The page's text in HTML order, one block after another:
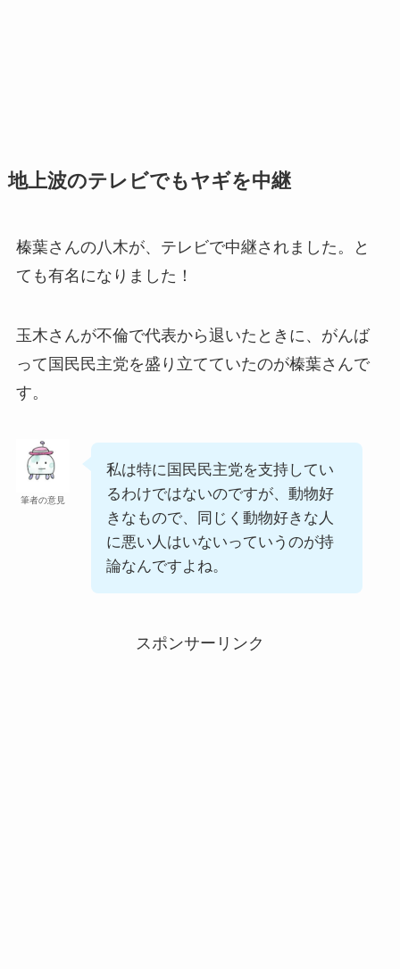
地上波のテレビでもヤギを中継
榛葉さんの八木が、テレビで中継されました。と
ても有名になりました！
玉木さんが不倫で代表から退いたときに、がんば
って国民民主党を盛り立てていたのが榛葉さんで
す。
筆者の意見
私は特に国民民主党を支持してい
るわけではないのですが、動物好
きなもので、同じく動物好きな人
に悪い人はいないっていうのが持
論なんですよね。
スポンサーリンク